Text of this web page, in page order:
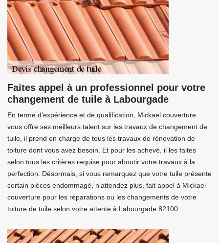
Faites appel à un professionnel pour votre
changement de tuile à Labourgade
En terme d’expérience et de qualification, Mickael couverture
vous offre ses meilleurs talent sur les travaux de changement de
tuile, il prend en charge de tous les travaux de rénovation de
toiture dont vous avez besoin. Et pour les achevé, il les faites
selon tous les critères requise pour aboutir votre travaux à la
perfection. Désormais, si vous remarquez que votre tuile présente
certain pièces endommagé, n’attendez plus, fait appel à Mickael
couverture pour les réparations ou les changements de votre
toiture de tuile selon votre attente à Labourgade 82100.